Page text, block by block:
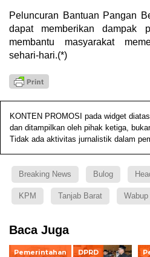
Peluncuran Bantuan Pangan
dapat memberikan dampak
membantu masyarakat
sehari-hari.(*)
KONTEN PROMOSI pada widget
dan ditampilkan oleh pihak ketiga,
Tidak ada aktivitas jurnalistik dalam
Breaking News Bulog
KPM Tanjab Barat Wabup
Baca Juga
Pemerintahan DPRD